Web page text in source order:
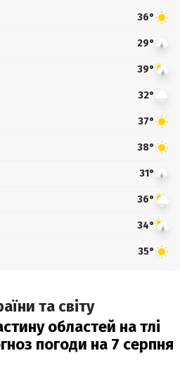
36°
29°
39°
32°
37°
38°
31°
36°
34°
35°
та світу
областей на тлі
погоди на 7 серпня